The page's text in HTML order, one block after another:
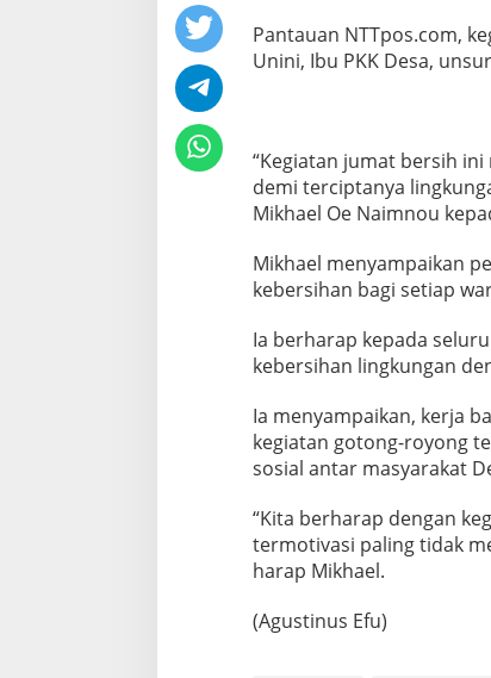
Pantauan NTTpos.com,
Unini, Ibu PKK Desa,
“Kegiatan jumat bersih
demi terciptanya
Mikhael Oe Naimnou
Mikhael menyampaikan
kebersihan bagi setiap
Ia berharap kepada
kebersihan lingkungan
Ia menyampaikan, kerja
kegiatan gotong-royong
sosial antar masyarakat
“Kita berharap dengan
termotivasi paling tidak
harap Mikhael.
(Agustinus Efu)